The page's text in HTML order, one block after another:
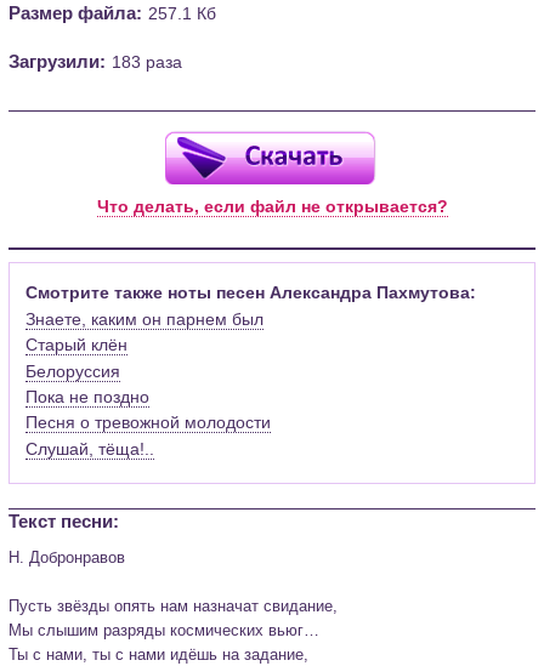
Размер файла: 257.1 Кб
Загрузили: 183 раза
Что делать, если файл не открывается?
Смотрите также ноты песен Александра Пахмутова:
Знаете, каким он парнем был
Старый клён
Белоруссия
Пока не поздно
Песня о тревожной молодости
Слушай, тёща!..
Текст песни:
Н. Добронравов
Пусть звёзды опять нам назначат свидание,
Мы слышим разряды космических вьюг…
Ты с нами, ты с нами идёшь на задание,